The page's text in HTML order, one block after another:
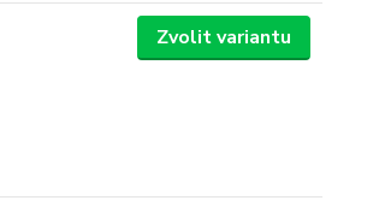
Zvolit variantu